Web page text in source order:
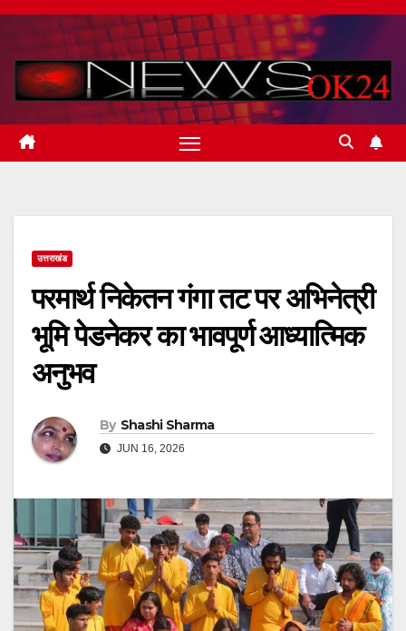
Skip
content
उत्तराखंड
परमार्थ निकेतन गंगा तट पर अभिनेत्री
भूमि पेडनेकर का भावपूर्ण आध्यात्मिक
अनुभव
By Shashi Sharma
JUN 16, 2026